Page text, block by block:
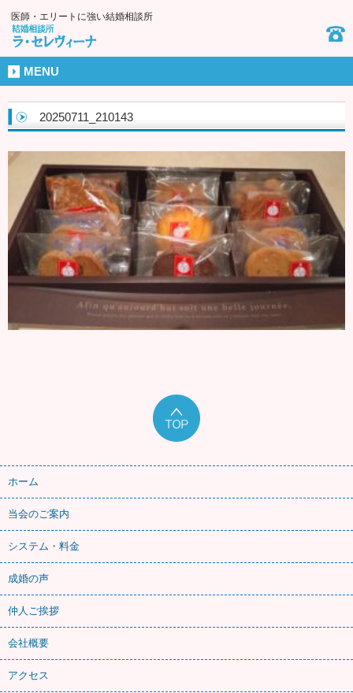
医師・エリートに強い結婚相談所
MENU
20250711_210143
ホーム
当会のご案内
システム・料金
成婚の声
仲人ご挨拶
会社概要
アクセス